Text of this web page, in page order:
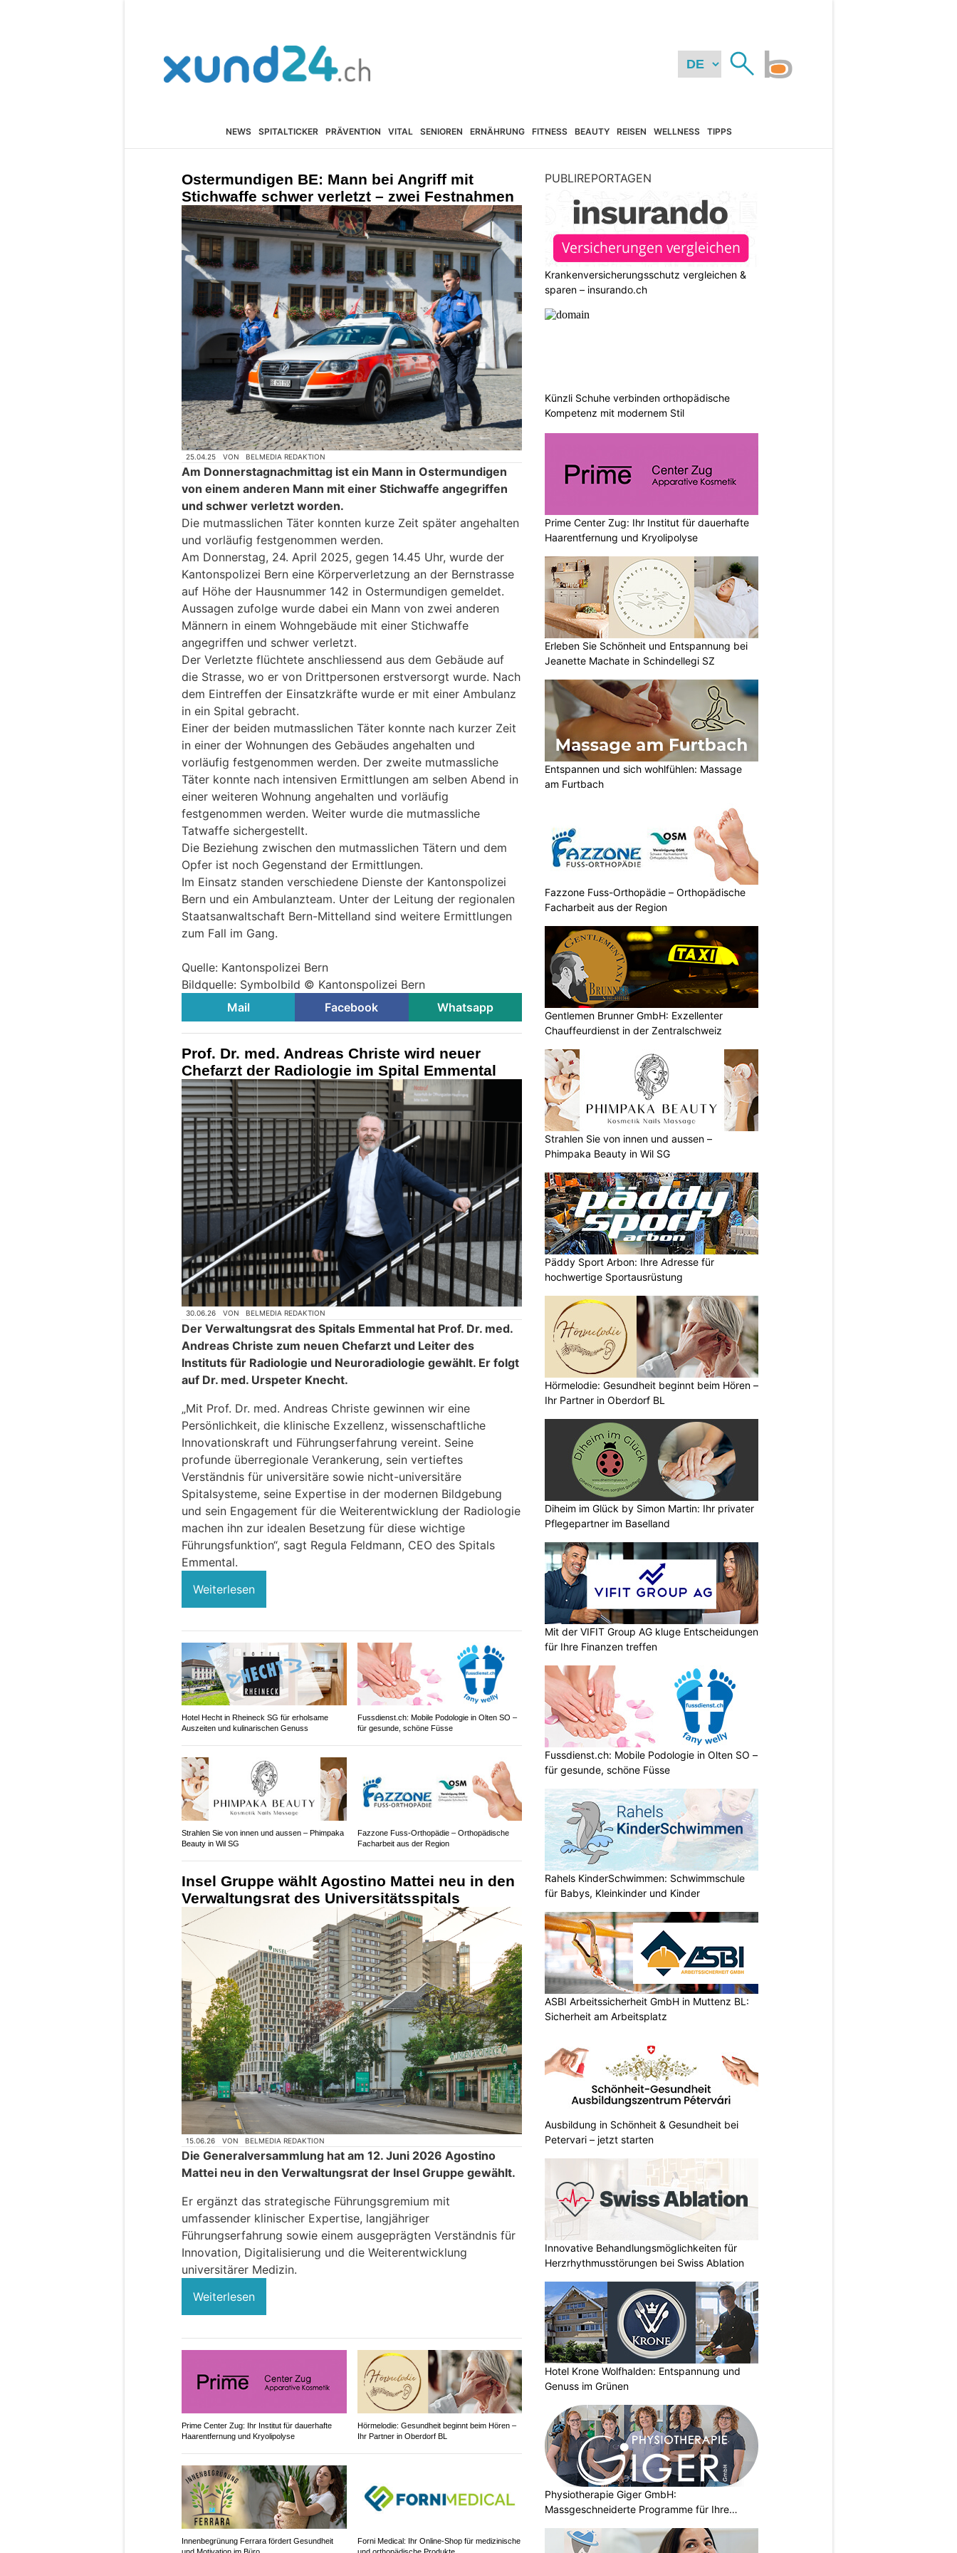
NEWS SPITALTICKER PRÄVENTION VITAL SENIOREN ERNÄHRUNG FITNESS BEAUTY REISEN WELLNESS TIPPS
Ostermundigen BE: Mann bei Angriff mit
Stichwaffe schwer verletzt – zwei Festnahmen
25.04.25 VON BELMEDIA REDAKTION
Am Donnerstagnachmittag ist ein Mann in Ostermundigen
von einem anderen Mann mit einer Stichwaffe angegriffen
und schwer verletzt worden.
Die mutmasslichen Täter konnten kurze Zeit später angehalten
und vorläufig festgenommen werden.
Am Donnerstag, 24. April 2025, gegen 14.45 Uhr, wurde der
Kantonspolizei Bern eine Körperverletzung an der Bernstrasse
auf Höhe der Hausnummer 142 in Ostermundigen gemeldet.
Aussagen zufolge wurde dabei ein Mann von zwei anderen
Männern in einem Wohngebäude mit einer Stichwaffe
angegriffen und schwer verletzt.
Der Verletzte flüchtete anschliessend aus dem Gebäude auf
die Strasse, wo er von Drittpersonen erstversorgt wurde. Nach
dem Eintreffen der Einsatzkräfte wurde er mit einer Ambulanz
in ein Spital gebracht.
Einer der beiden mutmasslichen Täter konnte nach kurzer Zeit
in einer der Wohnungen des Gebäudes angehalten und
vorläufig festgenommen werden. Der zweite mutmassliche
Täter konnte nach intensiven Ermittlungen am selben Abend in
einer weiteren Wohnung angehalten und vorläufig
festgenommen werden. Weiter wurde die mutmassliche
Tatwaffe sichergestellt.
Die Beziehung zwischen den mutmasslichen Tätern und dem
Opfer ist noch Gegenstand der Ermittlungen.
Im Einsatz standen verschiedene Dienste der Kantonspolizei
Bern und ein Ambulanzteam. Unter der Leitung der regionalen
Staatsanwaltschaft Bern-Mittelland sind weitere Ermittlungen
zum Fall im Gang.
Quelle: Kantonspolizei Bern
Bildquelle: Symbolbild © Kantonspolizei Bern
Mail
Facebook Whatsapp
Prof. Dr. med. Andreas Christe wird neuer
Chefarzt der Radiologie im Spital Emmental
30.06.26 VON BELMEDIA REDAKTION
Der Verwaltungsrat des Spitals Emmental hat Prof. Dr. med.
Andreas Christe zum neuen Chefarzt und Leiter des
Instituts für Radiologie und Neuroradiologie gewählt. Er folgt
auf Dr. med. Urspeter Knecht.
„Mit Prof. Dr. med. Andreas Christe gewinnen wir eine
Persönlichkeit, die klinische Exzellenz, wissenschaftliche
Innovationskraft und Führungserfahrung vereint. Seine
profunde überregionale Verankerung, sein vertieftes
Verständnis für universitäre sowie nicht-universitäre
Spitalsysteme, seine Expertise in der modernen Bildgebung
und sein Engagement für die Weiterentwicklung der Radiologie
machen ihn zur idealen Besetzung für diese wichtige
Führungsfunktion“, sagt Regula Feldmann, CEO des Spitals
Emmental.
Weiterlesen
Hotel Hecht in Rheineck SG für erholsame
Auszeiten und kulinarischen Genuss
Fussdienst.ch: Mobile Podologie in Olten SO –
für gesunde, schöne Füsse
Strahlen Sie von innen und aussen – Phimpaka
Beauty in Wil SG
Fazzone Fuss-Orthopädie – Orthopädische
Facharbeit aus der Region
Insel Gruppe wählt Agostino Mattei neu in den
Verwaltungsrat des Universitätsspitals
15.06.26 VON BELMEDIA REDAKTION
Die Generalversammlung hat am 12. Juni 2026 Agostino
Mattei neu in den Verwaltungsrat der Insel Gruppe gewählt.
Er ergänzt das strategische Führungsgremium mit
umfassender klinischer Expertise, langjähriger
Führungserfahrung sowie einem ausgeprägten Verständnis für
Innovation, Digitalisierung und die Weiterentwicklung
universitärer Medizin.
Weiterlesen
Prime Center Zug: Ihr Institut für dauerhafte
Haarentfernung und Kryolipolyse
Hörmelodie: Gesundheit beginnt beim Hören –
Ihr Partner in Oberdorf BL
Innenbegrünung Ferrara fördert Gesundheit
Forni Medical: Ihr Online-Shop für medizinische
PUBLIREPORTAGEN
Krankenversicherungsschutz vergleichen &
sparen – insurando.ch
Künzli Schuhe verbinden orthopädische
Kompetenz mit modernem Stil
Prime Center Zug: Ihr Institut für dauerhafte
Haarentfernung und Kryolipolyse
Erleben Sie Schönheit und Entspannung bei
Jeanette Machate in Schindellegi SZ
Entspannen und sich wohlfühlen: Massage
am Furtbach
Fazzone Fuss-Orthopädie – Orthopädische
Facharbeit aus der Region
Gentlemen Brunner GmbH: Exzellenter
Chauffeurdienst in der Zentralschweiz
Strahlen Sie von innen und aussen –
Phimpaka Beauty in Wil SG
Päddy Sport Arbon: Ihre Adresse für
hochwertige Sportausrüstung
Hörmelodie: Gesundheit beginnt beim Hören –
Ihr Partner in Oberdorf BL
Diheim im Glück by Simon Martin: Ihr privater
Pflegepartner im Baselland
Mit der VIFIT Group AG kluge Entscheidungen
für Ihre Finanzen treffen
Fussdienst.ch: Mobile Podologie in Olten SO –
für gesunde, schöne Füsse
Rahels KinderSchwimmen: Schwimmschule
für Babys, Kleinkinder und Kinder
ASBI Arbeitssicherheit GmbH in Muttenz BL:
Sicherheit am Arbeitsplatz
Ausbildung in Schönheit & Gesundheit bei
Petervari – jetzt starten
Innovative Behandlungsmöglichkeiten für
Herzrhythmusstörungen bei Swiss Ablation
Hotel Krone Wolfhalden: Entspannung und
Genuss im Grünen
Physiotherapie Giger GmbH:
Massgeschneiderte Programme für Ihre